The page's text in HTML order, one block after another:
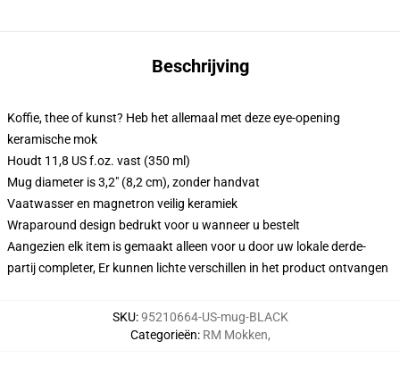
Beschrijving
Koffie, thee of kunst? Heb het allemaal met deze eye-opening
keramische mok
Houdt 11,8 US f.oz. vast (350 ml)
Mug diameter is 3,2" (8,2 cm), zonder handvat
Vaatwasser en magnetron veilig keramiek
Wraparound design bedrukt voor u wanneer u bestelt
Aangezien elk item is gemaakt alleen voor u door uw lokale derde-
partij completer, Er kunnen lichte verschillen in het product ontvangen
SKU:95210664-US-mug-BLACK
Categorieën: RM Mokken,